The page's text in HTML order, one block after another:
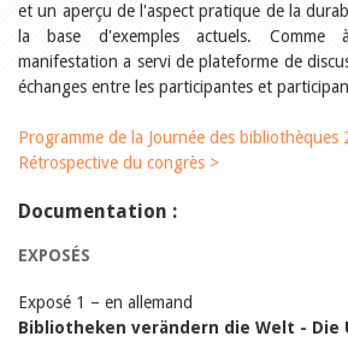
et un aperçu de l'aspect pratique de la
la base d'exemples actuels. Comme
manifestation a servi de plateforme de
échanges entre les participantes et
Programme de la Journée des bibliothèques
Rétrospective du congrès >
Documentation :
EXPOSÉS
Exposé 1 – en allemand
Bibliotheken verändern die Welt - Die